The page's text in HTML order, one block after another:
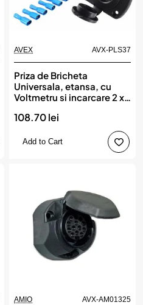
AVEX AVX-PLS37
Priza de Bricheta
Universala, etansa, cu
Voltmetru si incarcare 2 x
offroad, ATV, SSV, quad,
moto sau utilaje agricole,
alimentare 12V
108.70 lei
Add to Cart
AMIO AVX-AM01325